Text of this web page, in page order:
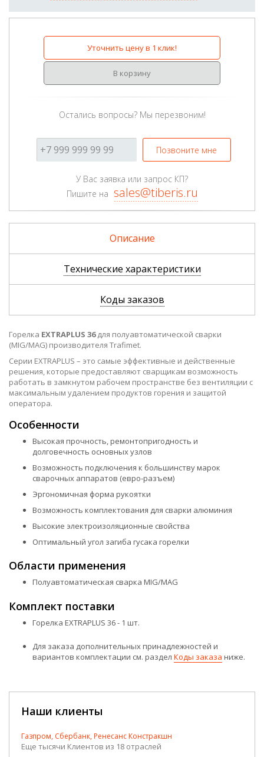
Уточнить цену в 1 клик!
В корзину
Остались вопросы? Мы перезвоним!
Позвоните мне
У Вас заявка или запрос КП?
Пишите на sales@tiberis.ru
Описание
Технические характеристики
Коды заказов
Горелка EXTRAPLUS 36для полуавтоматической сварки
(MIG/MAG) производителя Trafimet.
Серии EXTRAPLUS – это самые эффективные и действенные
решения, которые предоставляют сварщикам возможность
работать в замкнутом рабочем пространстве без вентиляции с
максимальным удалением продуктов горения и защитой
оператора.
Особенности
Высокая прочность, ремонтопригодность и
долговечность основных узлов
Возможность подключения к большинству марок
сварочных аппаратов (евро-разъем)
Эргономичная форма рукоятки
Возможность комплектования для сварки алюминия
Высокие электроизоляционные свойства
Оптимальный угол загиба гусака горелки
Области применения
Полуавтоматическая сварка MIG/MAG
Комплект поставки
Горелка EXTRAPLUS 36 - 1 шт.
Для заказа дополнительных принадлежностей и
вариантов комплектации см. раздел Коды заказа ниже.
Наши клиенты
Газпром, Сбербанк, Ренесанс Констракшн
Еще тысячи Клиентов из 18 отраслей